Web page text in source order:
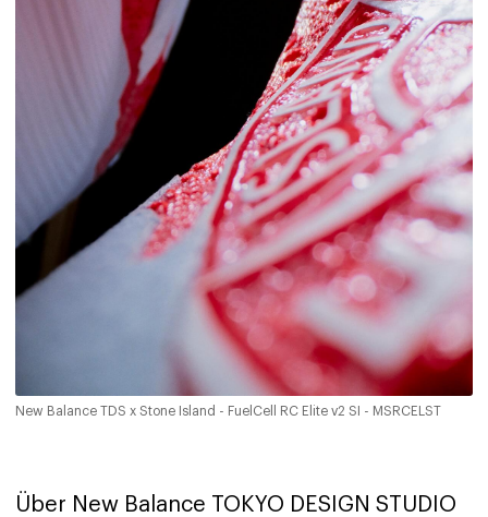
New Balance TDS x Stone Island - FuelCell RC Elite v2 SI - MSRCELST
Über New Balance TOKYO DESIGN STUDIO